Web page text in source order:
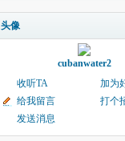
头像
cubanwater2
收听TA
加为
给我留言
打个
发送消息